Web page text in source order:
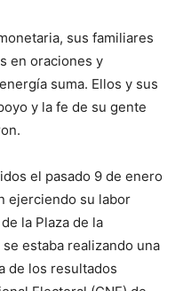
sus familiares
en oraciones y
suma. Ellos y sus
y la fe de su gente
el pasado 9 de enero
ejerciendo su labor
la Plaza de la
estaba realizando una
de los resultados